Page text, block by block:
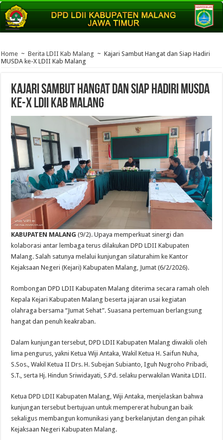
Home ~ Berita LDII Kab Malang ~ Kajari Sambut Hangat dan Siap Hadiri
MUSDA ke-X LDII Kab Malang
Kajari Sambut Hangat dan Siap Hadiri MUSDA
ke-X LDII Kab Malang
KABUPATEN MALANG (9/2). Upaya memperkuat sinergi dan
kolaborasi antar lembaga terus dilakukan DPD LDII Kabupaten
Malang. Salah satunya melalui kunjungan silaturahim ke Kantor
Kejaksaan Negeri (Kejari) Kabupaten Malang, Jumat (6/2/2026).
Rombongan DPD LDII Kabupaten Malang diterima secara ramah oleh
Kepala Kejari Kabupaten Malang beserta jajaran usai kegiatan
olahraga bersama “Jumat Sehat”. Suasana pertemuan berlangsung
hangat dan penuh keakraban.
Dalam kunjungan tersebut, DPD LDII Kabupaten Malang diwakili oleh
lima pengurus, yakni Ketua Wiji Antaka, Wakil Ketua H. Saifun Nuha,
S.Sos., Wakil Ketua II Drs. H. Subejan Subianto, Iguh Nugroho Pribadi,
S.T., serta Hj. Hindun Sriwidayati, S.Pd. selaku perwakilan Wanita LDII.
Ketua DPD LDII Kabupaten Malang, Wiji Antaka, menjelaskan bahwa
kunjungan tersebut bertujuan untuk mempererat hubungan baik
sekaligus membangun komunikasi yang berkelanjutan dengan pihak
Kejaksaan Negeri Kabupaten Malang.